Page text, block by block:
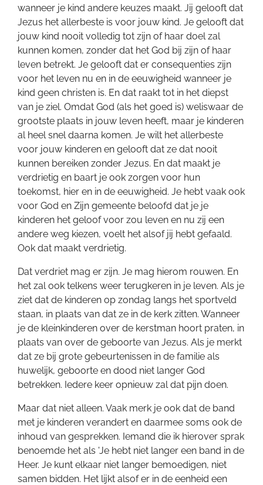
wanneer je kind andere keuzes maakt. Jij gelooft dat
Jezus het allerbeste is voor jouw kind. Je gelooft dat
jouw kind nooit volledig tot zijn of haar doel zal
kunnen komen, zonder dat het God bij zijn of haar
leven betrekt. Je gelooft dat er consequenties zijn
voor het leven nu en in de eeuwigheid wanneer je
kind geen christen is. En dat raakt tot in het diepst
van je ziel. Omdat God (als het goed is) weliswaar de
grootste plaats in jouw leven heeft, maar je kinderen
al heel snel daarna komen. Je wilt het allerbeste
voor jouw kinderen en gelooft dat ze dat nooit
kunnen bereiken zonder Jezus. En dat maakt je
verdrietig en baart je ook zorgen voor hun
toekomst, hier en in de eeuwigheid. Je hebt vaak ook
voor God en Zijn gemeente beloofd dat je je
kinderen het geloof voor zou leven en nu zij een
andere weg kiezen, voelt het alsof jij hebt gefaald.
Ook dat maakt verdrietig.
Dat verdriet mag er zijn. Je mag hierom rouwen. En
het zal ook telkens weer terugkeren in je leven. Als je
ziet dat de kinderen op zondag langs het sportveld
staan, in plaats van dat ze in de kerk zitten. Wanneer
je de kleinkinderen over de kerstman hoort praten, in
plaats van over de geboorte van Jezus. Als je merkt
dat ze bij grote gebeurtenissen in de familie als
huwelijk, geboorte en dood niet langer God
betrekken. Iedere keer opnieuw zal dat pijn doen.
Maar dat niet alleen. Vaak merk je ook dat de band
met je kinderen verandert en daarmee soms ook de
inhoud van gesprekken. Iemand die ik hierover sprak
benoemde het als 'Je hebt niet langer een band in de
Heer. Je kunt elkaar niet langer bemoedigen, niet
samen bidden. Het lijkt alsof er in de eenheid een